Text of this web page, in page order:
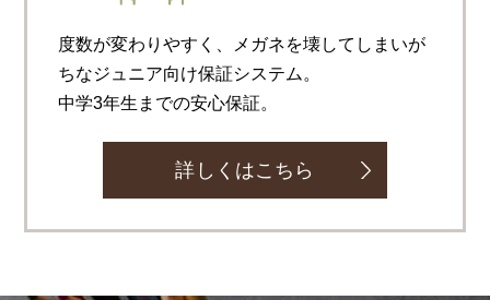
度数が変わりやすく、メガネを壊してしまいが
ちなジュニア向け保証システム。
中学3年生までの安心保証。
詳しくはこちら